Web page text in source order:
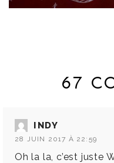
67
INDY
28 JUIN 2017 À 22:59
Oh la la, c’est juste